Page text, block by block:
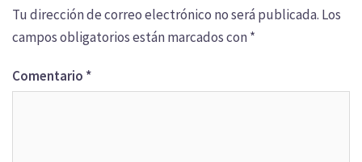
Tu dirección de correo electrónico no será publicada. Los
campos obligatorios están marcados con*
Comentario *